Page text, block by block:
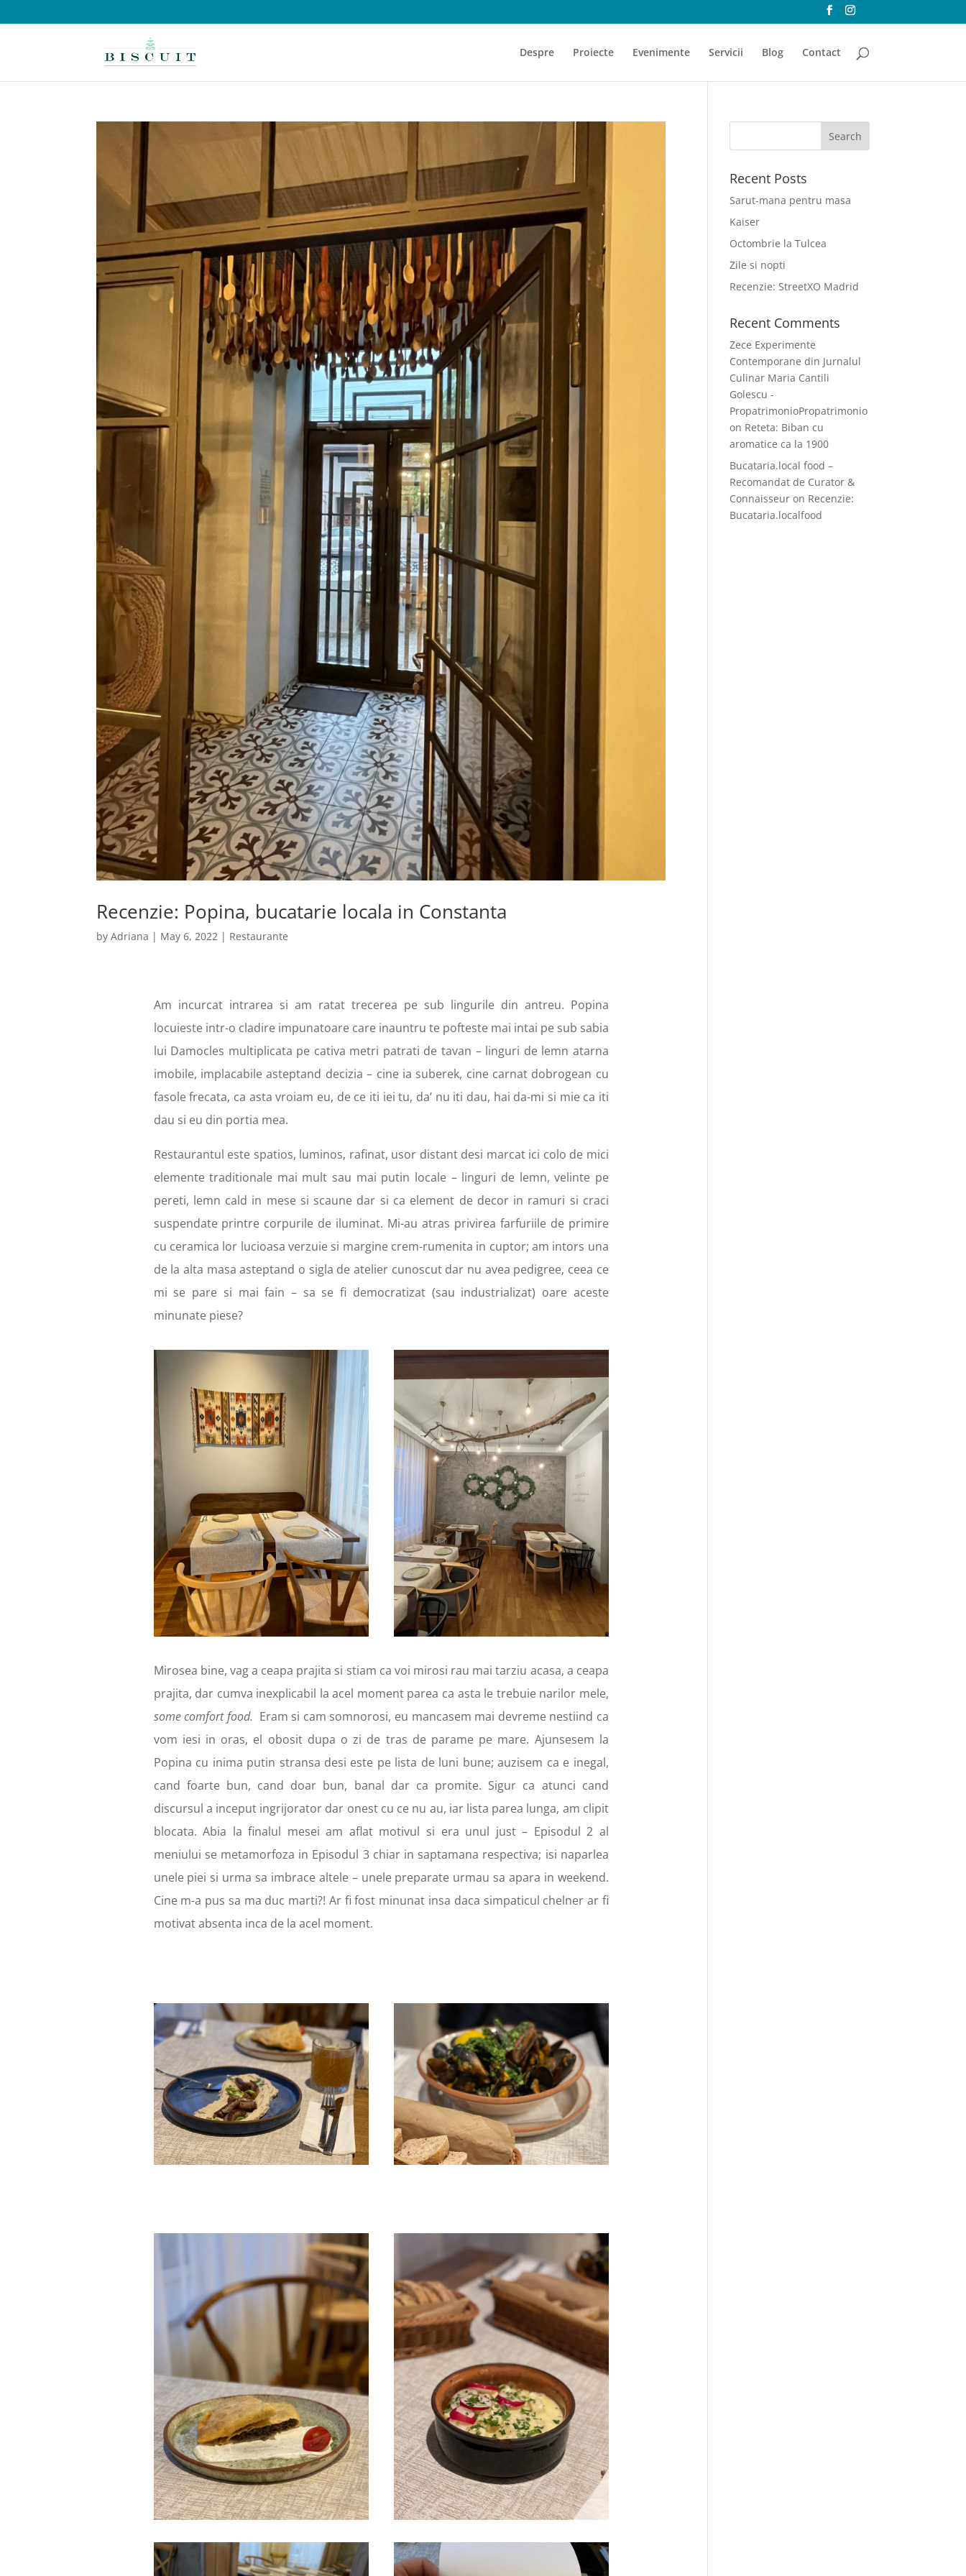
Despre Proiecte Evenimente Servicii Blog Contact
Recenzie: Popina, bucatarie locala in Constanta
byAdriana | May 6, 2022 | Restaurante
Am incurcat intrarea si am ratat trecerea pe sub lingurile din antreu. Popina
locuieste intr-o cladire impunatoare care inauntru te pofteste mai intai pe sub sabia
lui Damocles multiplicata pe cativa metri patrati de tavan – linguri de lemn atarna
imobile, implacabile asteptand decizia – cine ia suberek, cine carnat dobrogean cu
fasole frecata, ca asta vroiam eu, de ce iti iei tu, da’ nu iti dau, hai da-mi si mie ca iti
dau si eu din portia mea.
Restaurantul este spatios, luminos, rafinat, usor distant desi marcat ici colo de mici
elemente traditionale mai mult sau mai putin locale – linguri de lemn, velinte pe
pereti, lemn cald in mese si scaune dar si ca element de decor in ramuri si craci
suspendate printre corpurile de iluminat. Mi-au atras privirea farfuriile de primire
cu ceramica lor lucioasa verzuie si margine crem-rumenita in cuptor; am intors una
de la alta masa asteptand o sigla de atelier cunoscut dar nu avea pedigree, ceea ce
mi se pare si mai fain – sa se fi democratizat (sau industrializat) oare aceste
minunate piese?
Mirosea bine, vag a ceapa prajita si stiam ca voi mirosi rau mai tarziu acasa, a ceapa
prajita, dar cumva inexplicabil la acel moment parea ca asta le trebuie narilor mele,
some comfort food. Eram si cam somnorosi, eu mancasem mai devreme nestiind ca
vom iesi in oras, el obosit dupa o zi de tras de parame pe mare. Ajunsesem la
Popina cu inima putin stransa desi este pe lista de luni bune; auzisem ca e inegal,
cand foarte bun, cand doar bun, banal dar ca promite. Sigur ca atunci cand
discursul a inceput ingrijorator dar onest cu ce nu au, iar lista parea lunga, am clipit
blocata. Abia la finalul mesei am aflat motivul si era unul just – Episodul 2 al
meniului se metamorfoza in Episodul 3 chiar in saptamana respectiva; isi naparlea
unele piei si urma sa imbrace altele – unele preparate urmau sa apara in weekend.
Cine m-a pus sa ma duc marti?! Ar fi fost minunat insa daca simpaticul chelner ar fi
motivat absenta inca de la acel moment.
Recent Posts
Sarut-mana pentru masa
Kaiser
Octombrie la Tulcea
Zile si nopti
Recenzie: StreetXO Madrid
Recent Comments
Zece Experimente
Contemporane din Jurnalul
Culinar Maria Cantili
Golescu -
PropatrimonioPropatrimonio
on Reteta: Biban cu
aromatice ca la 1900
Bucataria.local food –
Recomandat de Curator &
Connaisseur on Recenzie:
Bucataria.localfood